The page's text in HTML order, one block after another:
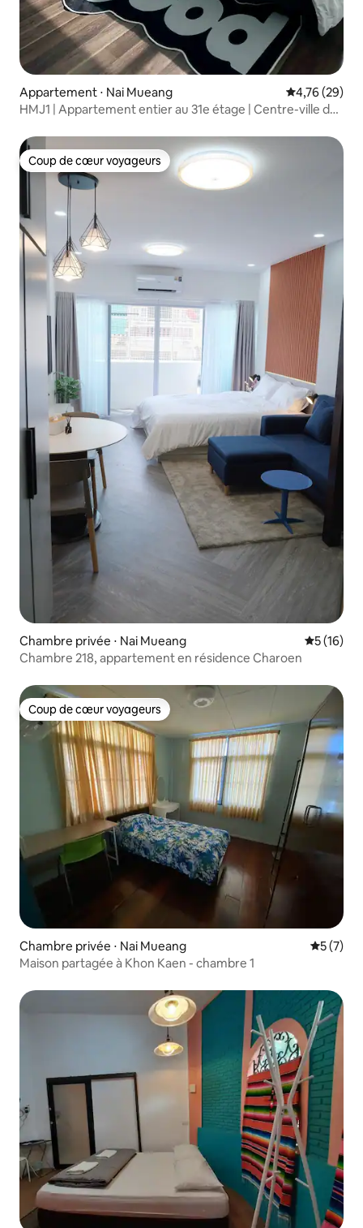
Appartement ⋅ Nai Mueang Évaluation
4,76 (29)
HMJ1 | Appartement entier au 31e étage | Centre-ville de
Coup de cœur voyageurs
Coup de cœur voyageurs
Chambre privée ⋅ Nai Mueang
5 (16)
Chambre 218, appartement en résidence Charoen
Coup de cœur voyageurs
Coup de cœur voyageurs
Chambre privée ⋅ Nai Mueang
5 (7)
Maison partagée à Khon Kaen - chambre 1